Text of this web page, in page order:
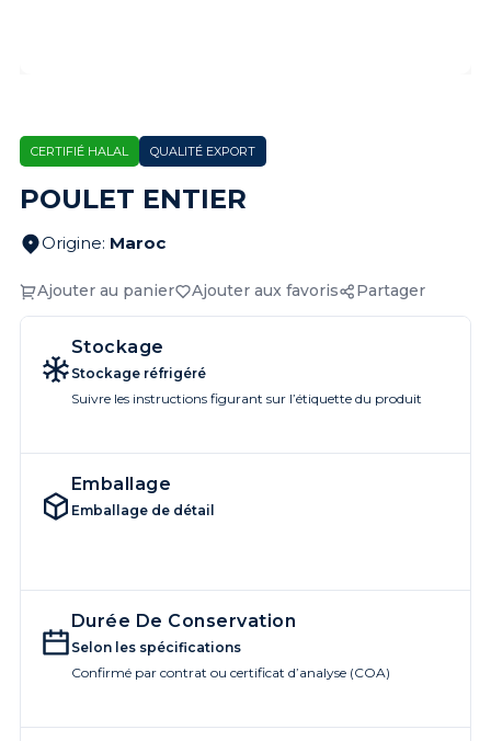
CERTIFIÉ HALAL QUALITÉ EXPORT
POULET ENTIER
Origine: Maroc
Ajouter au panier Ajouter aux favoris Partager
Stockage
Stockage réfrigéré
Suivre les instructions figurant sur l’étiquette du produit
Emballage
Emballage de détail
Durée De Conservation
Selon les spécifications
Confirmé par contrat ou certificat d’analyse (COA)